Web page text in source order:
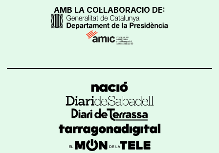
AMB LA COL·LABORACIÓ DE: